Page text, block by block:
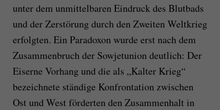
unter dem unmittelbaren Eindruck des Blutbads
und der Zerstörung durch den Zweiten Weltkrieg
erfolgten. Ein Paradoxon wurde erst nach dem
Zusammenbruch der Sowjetunion deutlich: Der
Eiserne Vorhang und die als „Kalter Krieg“
bezeichnete ständige Konfrontation zwischen
Ost und West förderten den Zusammenhalt in